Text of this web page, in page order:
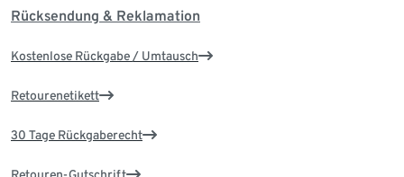
Rücksendung & Reklamation
Kostenlose Rückgabe / Umtausch
Retourenetikett
30 Tage Rückgaberecht